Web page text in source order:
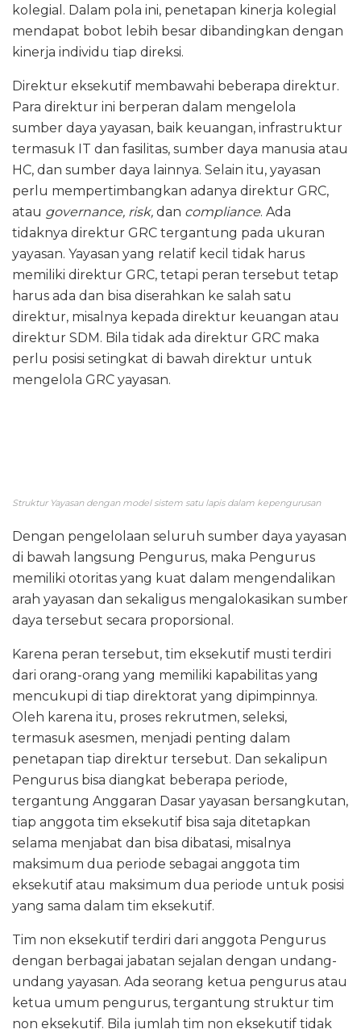
kolegial. Dalam pola ini, penetapan kinerja kolegial
mendapat bobot lebih besar dibandingkan dengan
kinerja individu tiap direksi.
Direktur eksekutif membawahi beberapa direktur.
Para direktur ini berperan dalam mengelola
sumber daya yayasan, baik keuangan, infrastruktur
termasuk IT dan fasilitas, sumber daya manusia atau
HC, dan sumber daya lainnya. Selain itu, yayasan
perlu mempertimbangkan adanya direktur GRC,
atau governance, risk, dan compliance. Ada
tidaknya direktur GRC tergantung pada ukuran
yayasan. Yayasan yang relatif kecil tidak harus
memiliki direktur GRC, tetapi peran tersebut tetap
harus ada dan bisa diserahkan ke salah satu
direktur, misalnya kepada direktur keuangan atau
direktur SDM. Bila tidak ada direktur GRC maka
perlu posisi setingkat di bawah direktur untuk
mengelola GRC yayasan.
Struktur Yayasan dengan model sistem satu lapis dalam kepengurusan
Dengan pengelolaan seluruh sumber daya yayasan
di bawah langsung Pengurus, maka Pengurus
memiliki otoritas yang kuat dalam mengendalikan
arah yayasan dan sekaligus mengalokasikan sumber
daya tersebut secara proporsional.
Karena peran tersebut, tim eksekutif musti terdiri
dari orang-orang yang memiliki kapabilitas yang
mencukupi di tiap direktorat yang dipimpinnya.
Oleh karena itu, proses rekrutmen, seleksi,
termasuk asesmen, menjadi penting dalam
penetapan tiap direktur tersebut. Dan sekalipun
Pengurus bisa diangkat beberapa periode,
tergantung Anggaran Dasar yayasan bersangkutan,
tiap anggota tim eksekutif bisa saja ditetapkan
selama menjabat dan bisa dibatasi, misalnya
maksimum dua periode sebagai anggota tim
eksekutif atau maksimum dua periode untuk posisi
yang sama dalam tim eksekutif.
Tim non eksekutif terdiri dari anggota Pengurus
dengan berbagai jabatan sejalan dengan undang-
undang yayasan. Ada seorang ketua pengurus atau
ketua umum pengurus, tergantung struktur tim
non eksekutif. Bila jumlah tim non eksekutif tidak